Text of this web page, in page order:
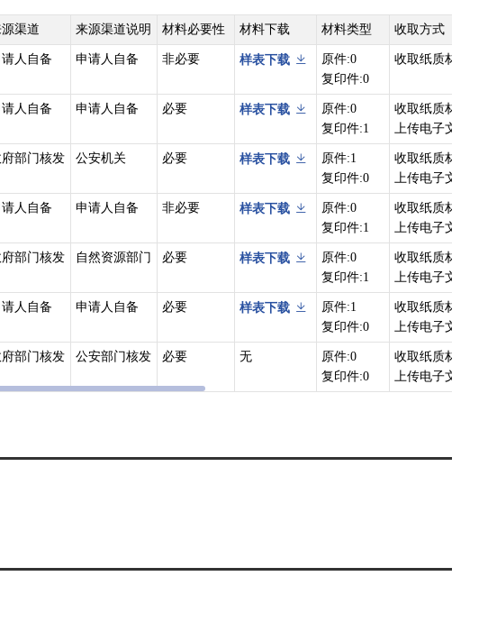
渠道 来源渠道说明 材料必要性 材料下载 材料类型 收取方式
人自备 申请人自备 非必要 样表下载
原件:0
复印件:0
收取纸质材料
人自备 申请人自备 必要 样表下载
原件:0
复印件:1
收取纸质材料、
上传电子文件
部门核发 公安机关 必要 样表下载
原件:1
复印件:0
收取纸质材料、
上传电子文件
人自备 申请人自备 非必要 样表下载
原件:0
复印件:1
收取纸质材料、
上传电子文件
部门核发 自然资源部门 必要 样表下载
原件:0
复印件:1
收取纸质材料、
上传电子文件
人自备 申请人自备 必要 样表下载
原件:1
复印件:0
收取纸质材料、
上传电子文件
部门核发 公安部门核发 必要 无
原件:0
复印件:0
收取纸质材料、
上传电子文件